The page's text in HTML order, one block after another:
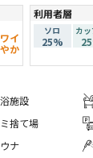
イ
か
利用者層
ソロ
25%
カ
25
施設
捨て場
ナ